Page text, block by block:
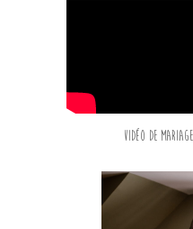
Vidéo de